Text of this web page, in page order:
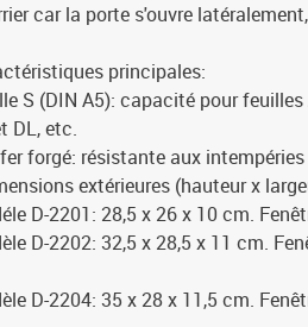
car la porte s'ouvre
principales:
S (DIN A5): capacité pour
DL, etc.
forgé: résistante aux
extérieures (hauteur x
D-2201: 28,5 x 26 x 10 cm.
D-2202: 32,5 x 28,5 x 11 cm.
D-2204: 35 x 28 x 11,5 cm.